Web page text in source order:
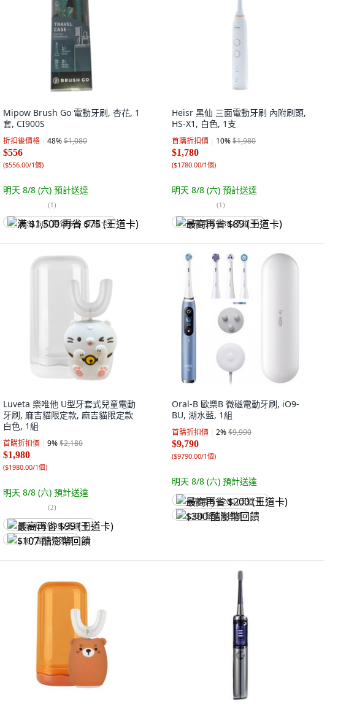
Mipow Brush Go 電動牙刷, 杏花, 1
套, CI900S
折扣後價格 48%$1,080
$556
($556.00/1個)
明天 8/8 (六) 預計送達
(1)
满 $1,500 再省 $75 (王道卡)
Heisr 黑仙 三面電動牙刷 內附刷頭,
HS-X1, 白色, 1支
首購折扣價 10%$1,980
$1,780
($1780.00/1個)
明天 8/8 (六) 預計送達
(1)
最高再省 $89 (王道卡)
Luveta 樂唯他 U型牙套式兒童電動
牙刷, 麻吉貓限定款, 麻吉貓限定款
白色, 1組
首購折扣價 9%$2,180
$1,980
($1980.00/1個)
明天 8/8 (六) 預計送達
(2)
最高再省 $99 (王道卡)
$107 酷澎幣回饋
Oral-B 歐樂B 微磁電動牙刷, iO9-
BU, 湖水藍, 1組
首購折扣價 2%$9,990
$9,790
($9790.00/1個)
明天 8/8 (六) 預計送達
最高再省 $200 (王道卡)
$300 酷澎幣回饋